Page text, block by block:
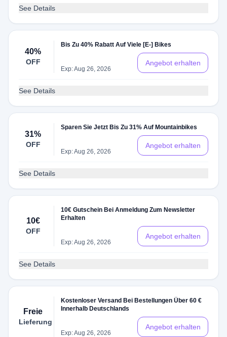
See Details
40%
OFF
Bis Zu 40% Rabatt Auf Viele [E-] Bikes
Exp: Aug 26, 2026
Angebot erhalten
See Details
31%
OFF
Sparen Sie Jetzt Bis Zu 31% Auf Mountainbikes
Exp: Aug 26, 2026
Angebot erhalten
See Details
10€
OFF
10€ Gutschein Bei Anmeldung Zum Newsletter
Erhalten
Exp: Aug 26, 2026
Angebot erhalten
See Details
Freie
Lieferung
Kostenloser Versand Bei Bestellungen Über 60 €
Innerhalb Deutschlands
Exp: Aug 26, 2026
Angebot erhalten